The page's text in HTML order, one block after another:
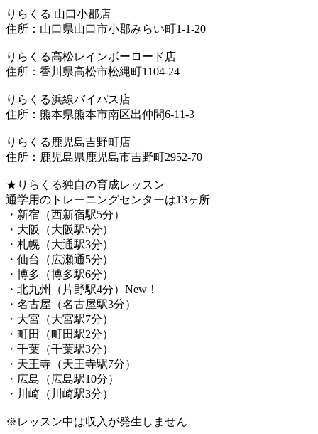
りらくる 山口小郡店
住所：山口県山口市小郡みらい町1-1-20
りらくる高松レインボーロード店
住所：香川県高松市松縄町1104-24
りらくる浜線バイパス店
住所：熊本県熊本市南区出仲間6-11-3
りらくる鹿児島吉野町店
住所：鹿児島県鹿児島市吉野町2952-70
★りらくる独自の育成レッスン
通学用のトレーニングセンターは13ヶ所
・新宿（西新宿駅5分）
・大阪（大阪駅5分）
・札幌（大通駅3分）
・仙台（広瀬通5分）
・博多（博多駅6分）
・北九州（片野駅4分）New！
・名古屋（名古屋駅3分）
・大宮（大宮駅7分）
・町田（町田駅2分）
・千葉（千葉駅3分）
・天王寺（天王寺駅7分）
・広島（広島駅10分）
・川崎（川崎駅3分）
※レッスン中は収入が発生しません